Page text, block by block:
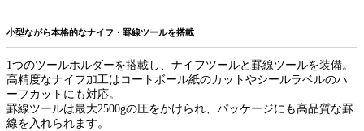
小型ながら本格的なナイフ・罫線ツールを搭載
1つのツールホルダーを搭載し、ナイフツールと罫線ツールを装備。
高精度なナイフ加工はコートボール紙のカットやシールラベルのハ
ーフカットにも対応。
罫線ツールは最大2500gの圧をかけられ、パッケージにも高品質な罫
線を入れられます。